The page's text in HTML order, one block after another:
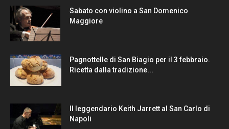
Sabato con violino a San Domenico
Maggiore
Pagnottelle di San Biagio per il 3 febbraio.
Ricetta dalla tradizione...
Il leggendario Keith Jarrett al San Carlo di
Napoli